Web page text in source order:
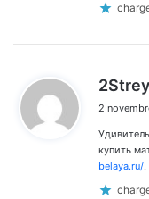
2
купить
belaya.ru/.